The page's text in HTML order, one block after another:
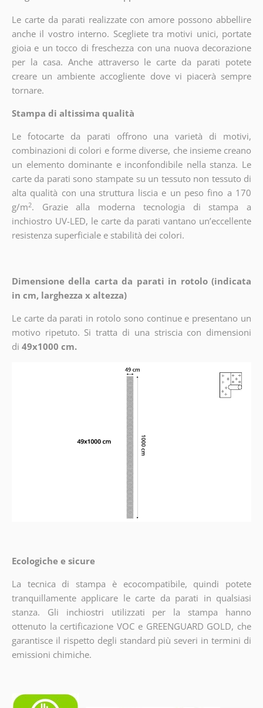
Le carte da parati realizzate con amore possono abbellire
anche il vostro interno. Scegliete tra motivi unici, portate
gioia e un tocco di freschezza con una nuova decorazione
per la casa. Anche attraverso le carte da parati potete
creare un ambiente accogliente dove vi piacerà sempre
tornare.
Stampa di altissima qualità
Le fotocarte da parati offrono una varietà di motivi,
combinazioni di colori e forme diverse, che insieme creano
un elemento dominante e inconfondibile nella stanza. Le
carte da parati sono stampate su un tessuto non tessuto di
alta qualità con una struttura liscia e un peso fino a 170
g/m2. Grazie alla moderna tecnologia di stampa a
inchiostro UV-LED, le carte da parati vantano un’eccellente
resistenza superficiale e stabilità dei colori.
Dimensione della carta da parati in rotolo (indicata
in cm, larghezza x altezza)
Le carte da parati in rotolo sono continue e presentano un
motivo ripetuto. Si tratta di una striscia con dimensioni
di 49x1000 cm.
Ecologiche e sicure
La tecnica di stampa è ecocompatibile, quindi potete
tranquillamente applicare le carte da parati in qualsiasi
stanza. Gli inchiostri utilizzati per la stampa hanno
ottenuto la certificazione VOC e GREENGUARD GOLD, che
garantisce il rispetto degli standard più severi in termini di
emissioni chimiche.